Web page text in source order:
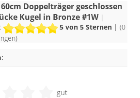
Doppelträger geschlossen
Kugel in Bronze #1W|
5von 5 Sternen | (0
gut